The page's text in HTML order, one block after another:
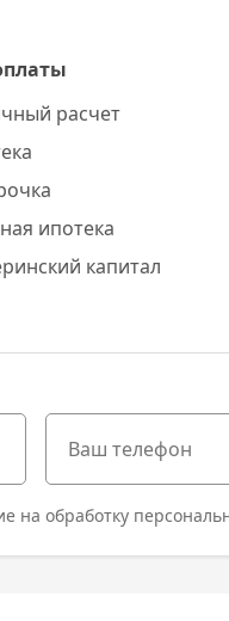
расчет
ипотека
капитал
обработку